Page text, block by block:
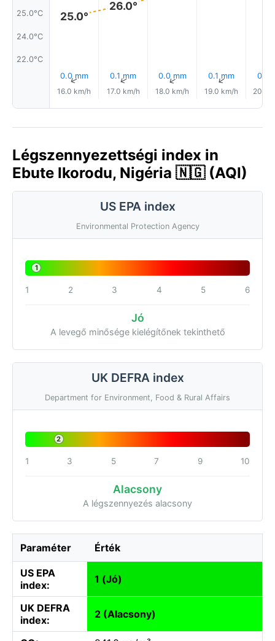
25.0°C
24.0°C
22.0°C
25.0°
0.0 mm
↑
16.0 km/h
26.0°
0.1 mm
↑
17.0 km/h
0.0 mm
↑
18.0 km/h
0.1 mm
↑
19.0 km/h
0.1
20.0
Légszennyezettségi index in
Ebute Ikorodu, Nigéria 🇳🇬 (AQI)
US EPA index
Environmental Protection Agency
1
1 2 3 4 5 6
Jó
A levegő minősége kielégítőnek tekinthető
UK DEFRA index
Department for Environment, Food & Rural Affairs
2
1 3 5 7 9 10
Alacsony
A légszennyezés alacsony
Paraméter Érték
US EPA
index:
1 (Jó)
UK DEFRA
index:
2 (Alacsony)